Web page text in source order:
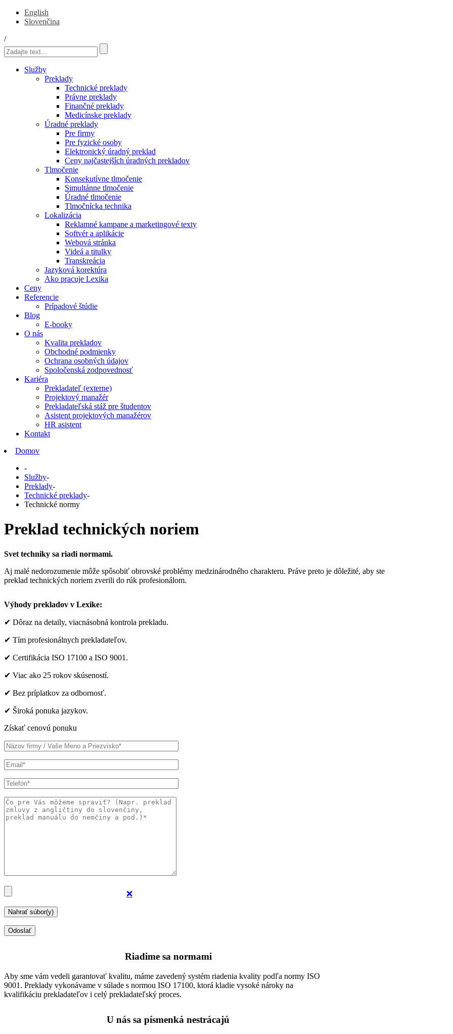
English
Slovenčina
/
Služby
Preklady
Technické preklady
Právne preklady
Finančné preklady
Medicínske preklady
Úradné preklady
Pre firmy
Pre fyzické osoby
Elektronický úradný preklad
Ceny najčastejších úradných prekladov
Tlmočenie
Konsekutívne tlmočenie
Simultánne tlmočenie
Úradné tlmočenie
Tlmočnícka technika
Lokalizácia
Reklamné kampane a marketingové texty
Softvér a aplikácie
Webová stránka
Videá a titulky
Transkreácia
Jazyková korektúra
Ako pracuje Lexika
Ceny
Referencie
Prípadové štúdie
Blog
E-booky
O nás
Kvalita prekladov
Obchodné podmienky
Ochrana osobných údajov
Spoločenská zodpovednosť
Kariéra
Prekladateľ (externe)
Projektový manažér
Prekladateľská stáž pre študentov
Asistent projektových manažérov
HR asistent
Kontakt
Domov
-
Služby-
Preklady-
Technické preklady-
Technické normy
Preklad technických noriem
Svet techniky sa riadi normami.
Aj malé nedorozumenie môže spôsobiť obrovské problémy medzinárodného charakteru. Práve preto je dôležité, aby ste
preklad technických noriem zverili do rúk profesionálom.
Výhody prekladov v Lexike:
✔ Dôraz na detaily, viacnásobná kontrola prekladu.
✔ Tím profesionálnych prekladateľov.
✔ Certifikácia ISO 17100 a ISO 9001.
✔ Viac ako 25 rokov skúseností.
✔ Bez príplatkov za odbornosť.
✔ Široká ponuka jazykov.
Získať cenovú ponuku
❌
Riadime sa normami
Aby sme vám vedeli garantovať kvalitu, máme zavedený systém riadenia kvality podľa normy ISO
9001. Preklady vykonávame v súlade s normou ISO 17100, ktorá kladie vysoké nároky na
kvalifikáciu prekladateľov i celý prekladateľský proces.
U nás sa písmenká nestrácajú